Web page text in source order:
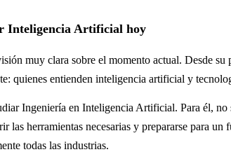
Inteligencia Artificial hoy
muy clara sobre el momento actual. Desde
quienes entienden inteligencia artificial y
Ingeniería en Inteligencia Artificial. Para él, no
las herramientas necesarias y prepararse para
todas las industrias.